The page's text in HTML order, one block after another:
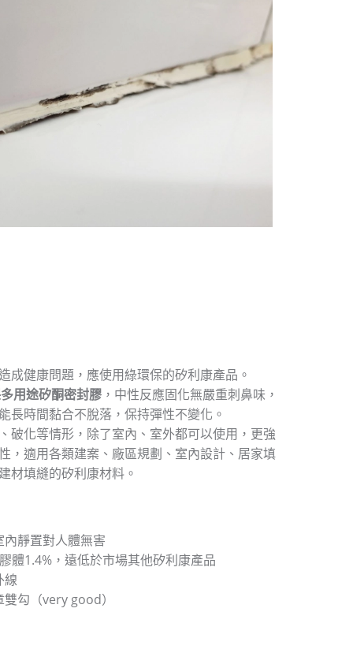
成健康問題，應使用綠環保的矽利康產品。
用途矽酮密封膠 ，中性反應固化無嚴重刺鼻味，
長時間黏合不脫落，保持彈性不變化。
破化等情形，除了室內、室外都可以使用，更強
，適用各類建案、廠區規劃、室內設計、居家填
材填縫的矽利康材料。
內靜置對人體無害
體1.4%，遠低於市場其他矽利康產品
線
勾（very good）